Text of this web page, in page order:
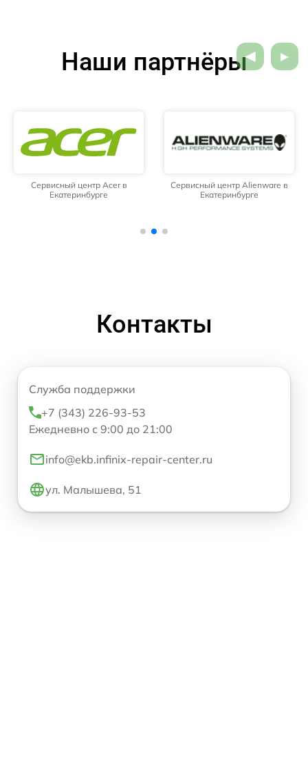
Наши партнёры
Сервисный центр Acer в
Екатеринбурге
Сервисный центр Alienware в
Екатеринбурге
Контакты
Служба поддержки
+7 (343) 226-93-53
Ежедневно с 9:00 до 21:00
info@ekb.infinix-repair-center.ru
ул. Малышева, 51